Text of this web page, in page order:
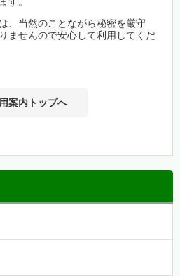
、当然のことながら秘密を厳守
ませんので安心して利用してくだ
案内トップへ